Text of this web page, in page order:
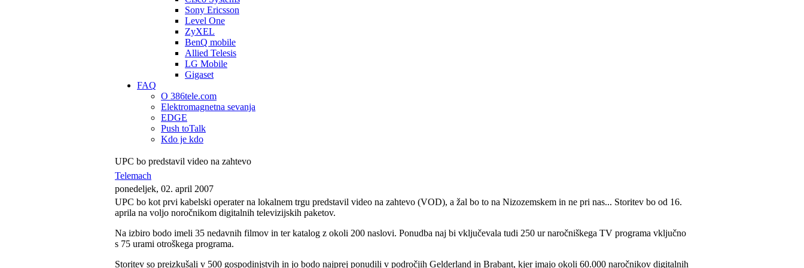
Sony Ericsson
Level One
ZyXEL
BenQ mobile
Allied Telesis
LG Mobile
Gigaset
FAQ
O 386tele.com
Elektromagnetna sevanja
EDGE
Push toTalk
Kdo je kdo
UPC bo predstavil video na zahtevo
Telemach
ponedeljek, 02. april 2007
UPC bo kot prvi kabelski operater na lokalnem trgu predstavil video na zahtevo (VOD), a žal bo to na Nizozemskem in ne pri nas... Storitev bo od 16.
aprila na voljo noročnikom digitalnih televizijskih paketov.
Na izbiro bodo imeli 35 nedavnih filmov in ter katalog z okoli 200 naslovi. Ponudba naj bi vključevala tudi 250 ur naročniškega TV programa vključno
s 75 urami otroškega programa.
Storitev so preizkušali v 500 gospodinjstvih in jo bodo najprej ponudili v področjih Gelderland in Brabant, kjer imajo okoli 60.000 naročnikov digitalnih